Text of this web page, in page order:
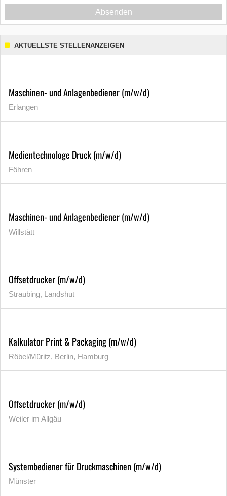
Absenden
AKTUELLSTE STELLENANZEIGEN
Maschinen- und Anlagenbediener (m/w/d)
Erlangen
Medientechnologe Druck (m/w/d)
Föhren
Maschinen- und Anlagenbediener (m/w/d)
Willstätt
Offsetdrucker (m/w/d)
Straubing, Landshut
Kalkulator Print & Packaging (m/w/d)
Röbel/Müritz, Berlin, Hamburg
Offsetdrucker (m/w/d)
Weiler im Allgäu
Systembediener für Druckmaschinen (m/w/d)
Münster